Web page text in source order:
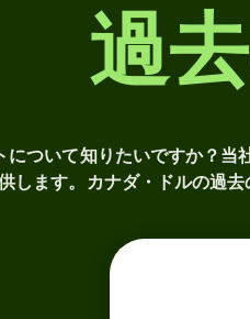
過
ついて知りたいですか？当
します。カナダ・ドルの過